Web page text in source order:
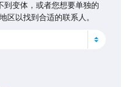
到变体，或者您想要单独的
区以找到合适的联系人。